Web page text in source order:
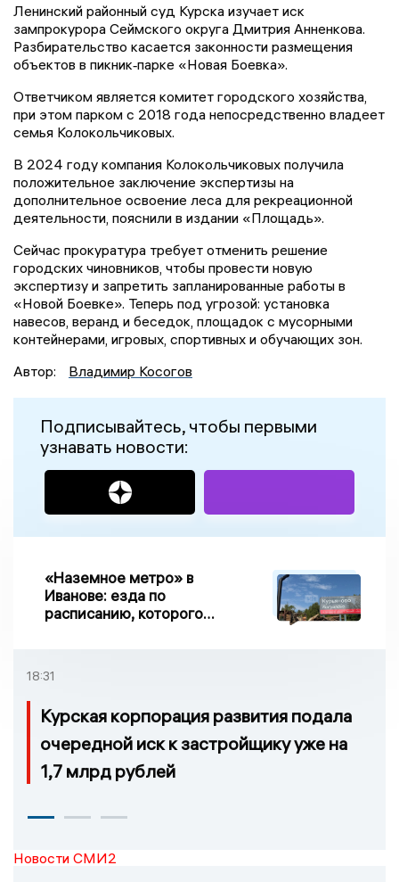
Ленинский районный суд Курска изучает иск
зампрокурора Сеймского округа Дмитрия Анненкова.
Разбирательство касается законности размещения
объектов в пикник‑парке «Новая Боевка».
Ответчиком является комитет городского хозяйства,
при этом парком с 2018 года непосредственно владеет
семья Колокольчиковых.
В 2024 году компания Колокольчиковых получила
положительное заключение экспертизы на
дополнительное освоение леса для рекреационной
деятельности, пояснили в издании «Площадь».
Сейчас прокуратура требует отменить решение
городских чиновников, чтобы провести новую
экспертизу и запретить запланированные работы в
«Новой Боевке». Теперь под угрозой: установка
навесов, веранд и беседок, площадок с мусорными
контейнерами, игровых, спортивных и обучающих зон.
Автор:
Владимир Косогов
Подписывайтесь, чтобы первыми
узнавать новости:
«Наземное метро» в
Иванове: езда по
расписанию, которого
18:31
Курская корпорация развития подала
очередной иск к застройщику уже на
1,7 млрд рублей
Новости СМИ2